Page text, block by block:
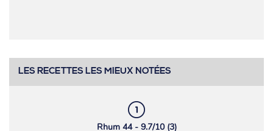
LES RECETTES LES MIEUX NOTÉES
Rhum 44 - 9.7/10 (3)